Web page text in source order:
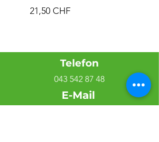
21,50 CHF
Telefon
043 542 87 48
E-Mail